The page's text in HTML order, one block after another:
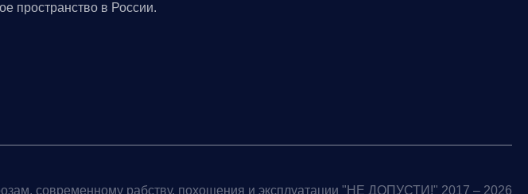
пространство в России.
современному рабству, похощения и эксплуатации "НЕ ДОПУСТИ!" 2017 – 2026